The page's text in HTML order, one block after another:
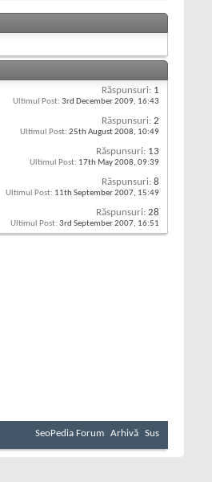
Răspunsuri: 1
Ultimul Post: 3rd December 2009, 16:43
Răspunsuri: 2
Ultimul Post: 25th August 2008, 10:49
Răspunsuri: 13
Ultimul Post: 17th May 2008, 09:39
Răspunsuri: 8
Ultimul Post: 11th September 2007, 15:49
Răspunsuri: 28
Ultimul Post: 3rd September 2007, 16:51
SeoPedia Forum Arhivă Sus